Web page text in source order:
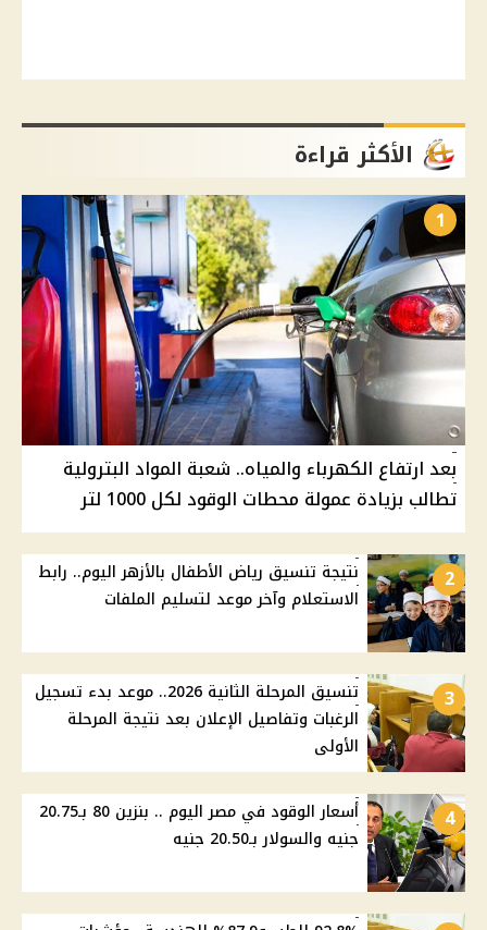
الأكثر قراءة
1
بعد ارتفاع الكهرباء والمياه.. شعبة المواد البترولية
تطالب بزيادة عمولة محطات الوقود لكل 1000 لتر
2
نتيجة تنسيق رياض الأطفال بالأزهر اليوم.. رابط
الاستعلام وآخر موعد لتسليم الملفات
3
تنسيق المرحلة الثانية 2026.. موعد بدء تسجيل
الرغبات وتفاصيل الإعلان بعد نتيجة المرحلة
الأولى
4
أسعار الوقود في مصر اليوم .. بنزين 80 بـ20.75
جنيه والسولار بـ20.50 جنيه